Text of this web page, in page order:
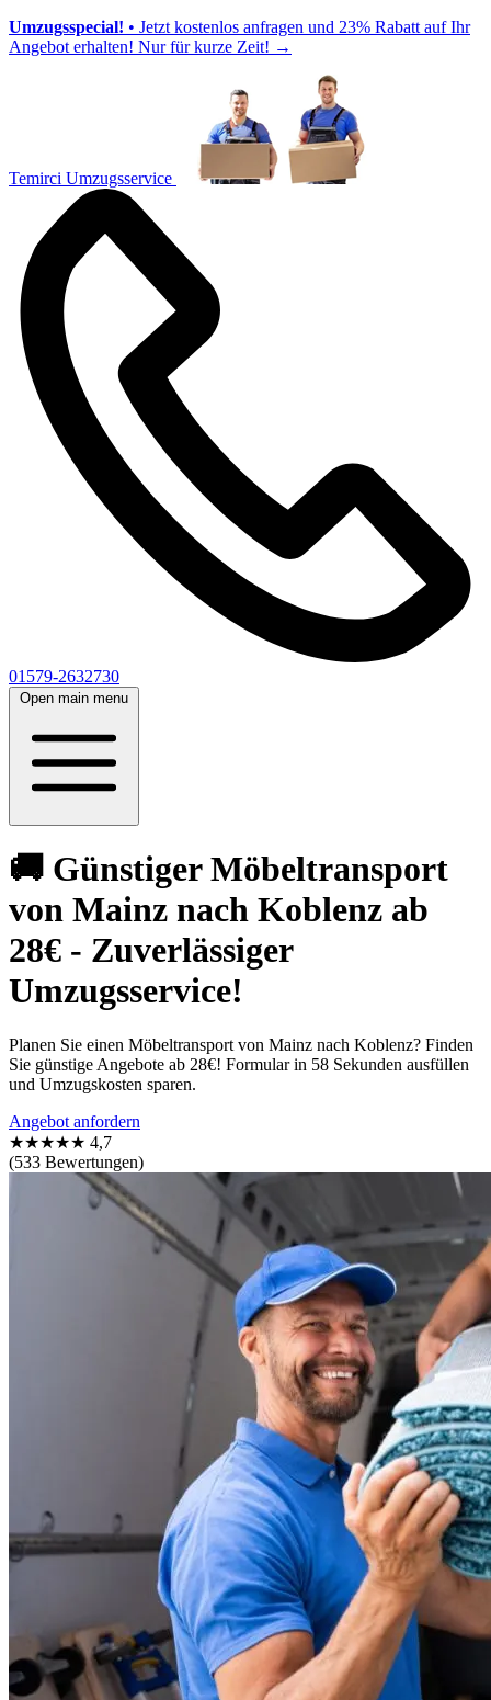
Umzugsspecial! • Jetzt kostenlos anfragen und 23% Rabatt auf Ihr
Angebot erhalten! Nur für kurze Zeit! →
Temirci Umzugsservice
01579-2632730
Open main menu
🚚 Günstiger Möbeltransport
von Mainz nach Koblenz ab
28€ - Zuverlässiger
Umzugsservice!
Planen Sie einen Möbeltransport von Mainz nach Koblenz? Finden
Sie günstige Angebote ab 28€! Formular in 58 Sekunden ausfüllen
und Umzugskosten sparen.
Angebot anfordern
★★★★★ 4,7
(533 Bewertungen)